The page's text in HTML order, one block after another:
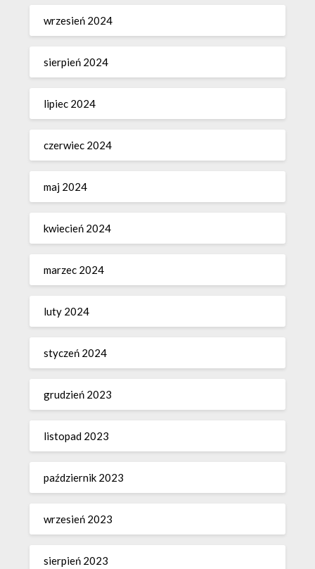
wrzesień 2024
sierpień 2024
lipiec 2024
czerwiec 2024
maj 2024
kwiecień 2024
marzec 2024
luty 2024
styczeń 2024
grudzień 2023
listopad 2023
październik 2023
wrzesień 2023
sierpień 2023